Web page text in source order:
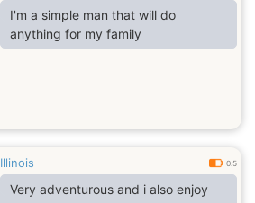
I'm a simple man that will do
anything for my family
Illinois 0.5
Very adventurous and i also enjoy